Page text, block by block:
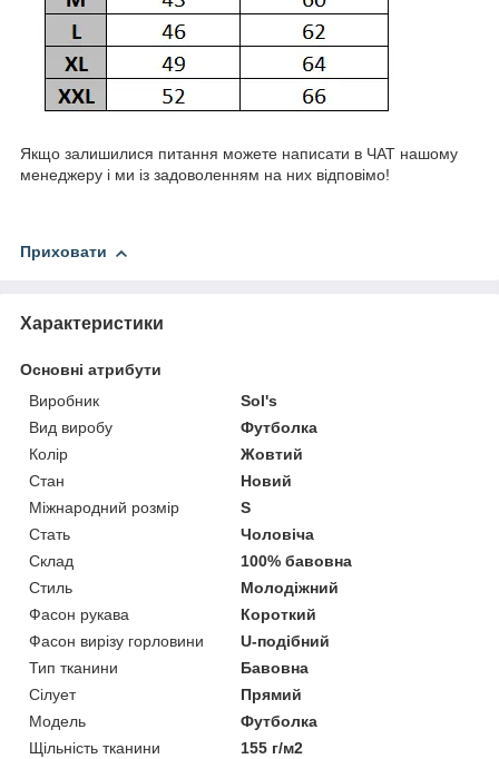
Якщо залишилися питання можете написати в ЧАТ нашому
менеджеру і ми із задоволенням на них відповімо!
Приховати
Характеристики
Основні атрибути
Виробник
Sol's
Вид виробу
Футболка
Колір
Жовтий
Стан
Новий
Міжнародний розмір
S
Стать
Чоловіча
Склад
100% бавовна
Стиль
Молодіжний
Фасон рукава
Короткий
Фасон вирізу горловини
U-подібний
Тип тканини
Бавовна
Сілует
Прямий
Модель
Футболка
Щільність тканини
155 г/м2